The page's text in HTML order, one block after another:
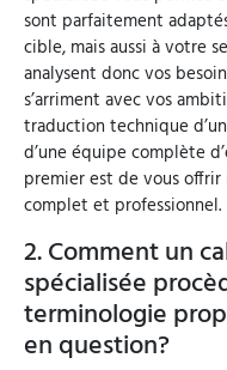
sont parfaitement
cible, mais aussi à votre
analysent donc vos
s’arriment avec vos
traduction technique
d’une équipe complète
premier est de vous
complet et professionnel.
2. Comment un
spécialisée
terminologie
en question?